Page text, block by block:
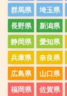
群馬県
埼玉県
長野県
新潟県
静岡県
愛知県
兵庫県
奈良県
広島県
山口県
福岡県
佐賀県